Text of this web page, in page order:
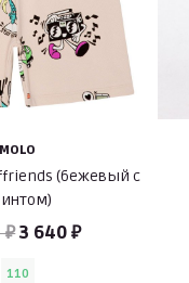
MOLO
(бежевый с
₽3 640 ₽
110